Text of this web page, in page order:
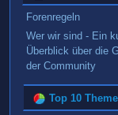
Forenregeln
Wer wir sind - Ein
Überblick über die
der Community
Top 10